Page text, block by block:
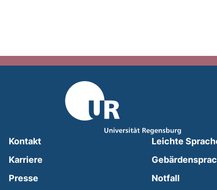
Kontakt
Karriere
Presse
Leichte
Notfall